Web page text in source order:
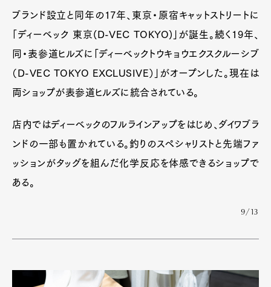
ブランド設立と同年の17年、東京・原宿キャットストリートに
「ディーベック 東京(D-VEC TOKYO)」が誕生。続く19年、
同・表参道ヒルズに「ディーベックトウキョウエクスクルーシブ
（D-VEC TOKYO EXCLUSIVE）」がオープンした。現在は
両ショップが表参道ヒルズに統合されている。
店内ではディーベックのフルラインアップをはじめ、ダイワブラ
ンドの一部も置かれている。釣りのスペシャリストと先端ファ
ッションがタッグを組んだ化学反応を体感できるショップで
ある。
9/13